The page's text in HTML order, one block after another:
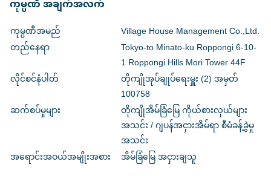
ကုမ္ပဏီ အချက်အလက်
ကုမ္ပဏီအမည်
Village House Management Co.,Ltd.
တည်နေရာ
Tokyo-to Minato-ku Roppongi 6-10-
1 Roppongi Hills Mori Tower 44F
လိုင်စင်နံပါတ်
တိုကျိုအုပ်ချုပ်ရေးမှူး (2) အမှတ်
100758
ဆက်စပ်မှုများ
တိုကျိုအိမ်ခြံမြေ ကိုယ်စားလှယ်များ
အသင်း / ဂျပန်အငှားအိမ်ရာ စီမံခန့်ခွဲမှု
အသင်း
အရောင်းအဝယ်အမျိုးအစား
အိမ်ခြံမြေ အငှားချသူ